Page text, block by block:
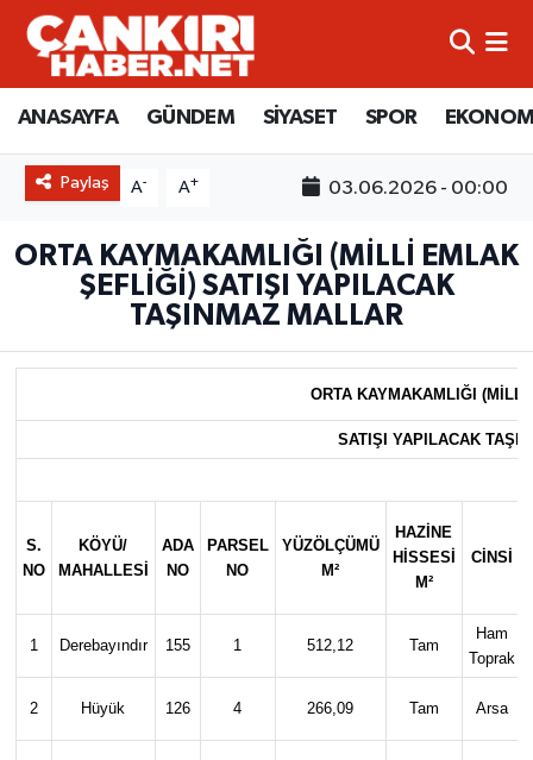
ANASAYFA GÜNDEM SİYASET SPOR
Paylaş A- A+ 03.06.2026 - 00:00
ORTA KAYMAKAMLIĞI (MİLLİ EMLAK
ŞEFLİĞİ) SATIŞI YAPILACAK
TAŞINMAZ MALLAR
ORTA KAYMAKAMLIĞI
SATIŞI YAPILACAK
S.
NO
KÖYÜ/
MAHALLESİ
ADA
NO
PARSEL
NO
YÜZÖLÇÜMÜ
M²
HAZİNE
HİSSESİ
M²
CİNSİ
1 Derebayındır 155 1 512,12 Tam
Ham
Toprak
2 Hüyük 126 4 266,09 Tam Arsa
ANASAYFA
GÜNDEM
SPOR
RESMİ İLANLAR
Künye
İletişim
BİYOGRAFİLER
GÜNDEM
KÜLTÜR SANAT
MAGAZİN
Merkez Hava Durumu
Merkez Trafik Yoğunluk Haritası
Tüm Manşetler
Son Dakika Haberleri